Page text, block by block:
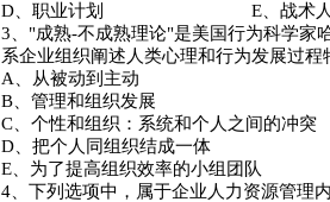
D、职业计划 E、战术人力
3、"成熟-不成熟理论"是美国行为科学家
系企业组织阐述人类心理和行为发展过程
A、从被动到主动
B、管理和组织发展
C、个性和组织：系统和个人之间的冲突
D、把个人同组织结成一体
E、为了提高组织效率的小组团队
4、下列选项中，属于企业人力资源管理